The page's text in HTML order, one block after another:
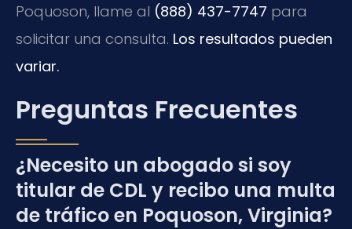
Poquoson, llame al (888) 437-7747 para
solicitar una consulta. Los resultados pueden
variar.
Preguntas Frecuentes
¿Necesito un abogado si soy
titular de CDL y recibo una multa
de tráfico en Poquoson, Virginia?